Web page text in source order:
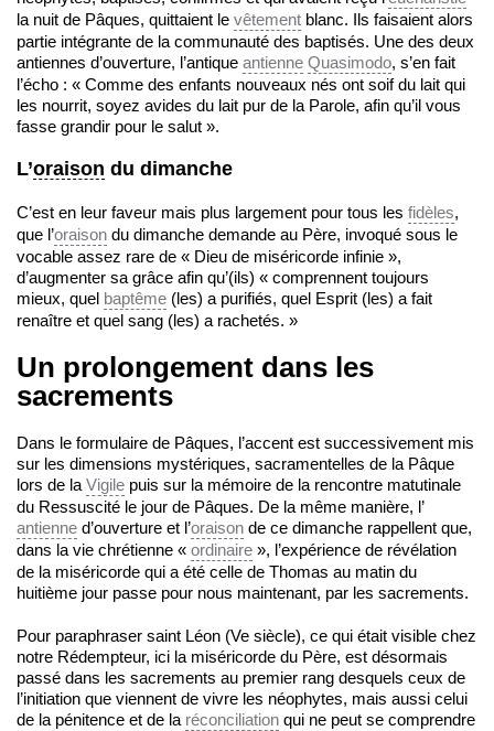
la nuit de Pâques, quittaient le vêtement blanc. Ils faisaient alors
partie intégrante de la communauté des baptisés. Une des deux
antiennes d’ouverture, l’antique antienne Quasimodo, s’en fait
l’écho : « Comme des enfants nouveaux nés ont soif du lait qui
les nourrit, soyez avides du lait pur de la Parole, afin qu’il vous
fasse grandir pour le salut ».
L’oraison du dimanche
C’est en leur faveur mais plus largement pour tous les fidèles,
que l’oraison du dimanche demande au Père, invoqué sous le
vocable assez rare de « Dieu de miséricorde infinie »,
d’augmenter sa grâce afin qu’(ils) « comprennent toujours
mieux, quel baptême (les) a purifiés, quel Esprit (les) a fait
renaître et quel sang (les) a rachetés. »
Un prolongement dans les
sacrements
Dans le formulaire de Pâques, l’accent est successivement mis
sur les dimensions mystériques, sacramentelles de la Pâque
lors de la Vigile puis sur la mémoire de la rencontre matutinale
du Ressuscité le jour de Pâques. De la même manière, l’
antienne d’ouverture et l’oraison de ce dimanche rappellent que,
dans la vie chrétienne « ordinaire », l’expérience de révélation
de la miséricorde qui a été celle de Thomas au matin du
huitième jour passe pour nous maintenant, par les sacrements.
Pour paraphraser saint Léon (Ve siècle), ce qui était visible chez
notre Rédempteur, ici la miséricorde du Père, est désormais
passé dans les sacrements au premier rang desquels ceux de
l’initiation que viennent de vivre les néophytes, mais aussi celui
de la pénitence et de la réconciliation qui ne peut se comprendre